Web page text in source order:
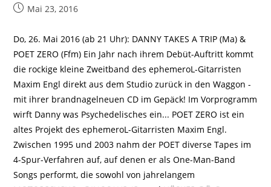
BeitragMai 23, 2016
Do, 26. Mai 2016 (ab 21 Uhr): DANNY TAKES A TRIP (Ma) &
POET ZERO (Ffm) Ein Jahr nach ihrem Debüt-Auftritt kommt
die rockige kleine Zweitband des ephemeroL-Gitarristen
Maxim Engl direkt aus dem Studio zurück in den Waggon -
mit ihrer brandnagelneuen CD im Gepäck! Im Vorprogramm
wirft Danny was Psychedelisches ein... POET ZERO ist ein
altes Projekt des ephemeroL-Gitarristen Maxim Engl.
Zwischen 1995 und 2003 nahm der POET diverse Tapes im
4-Spur-Verfahren auf, auf denen er als One-Man-Band
Songs performt, die sowohl von jahrelangem